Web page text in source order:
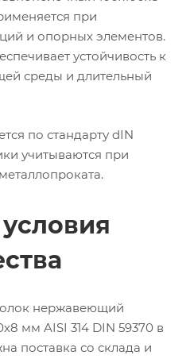
при
и опорных элементов.
устойчивость к
среды и длительный
по стандарту dIN
учитываются при
нержавеющий
мм AISI 314 DIN 59370 в
поставка со склада и